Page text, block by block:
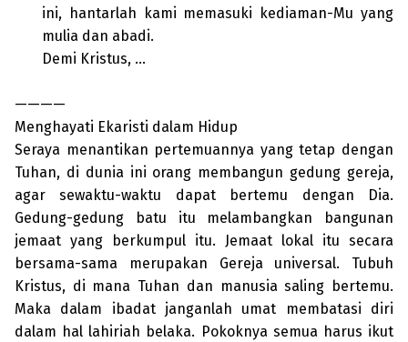
ini, hantarlah kami memasuki kediaman-Mu yang
mulia dan abadi.
Demi Kristus, …
————
Menghayati Ekaristi dalam Hidup
Seraya menantikan pertemuannya yang tetap dengan
Tuhan, di dunia ini orang membangun gedung gereja,
agar sewaktu-waktu dapat bertemu dengan Dia.
Gedung-gedung batu itu melambangkan bangunan
jemaat yang berkumpul itu. Jemaat lokal itu secara
bersama-sama merupakan Gereja universal. Tubuh
Kristus, di mana Tuhan dan manusia saling bertemu.
Maka dalam ibadat janganlah umat membatasi diri
dalam hal lahiriah belaka. Pokoknya semua harus ikut